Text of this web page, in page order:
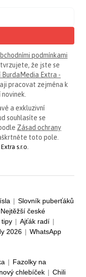
podmínkami
že jste se
BurdaMedia Extra -
pracovat zejména k
a exkluzivní
souhlasíte se
Zásad ochrany
toto pole.
s.r.o.
| Slovník puberťáků
Nejtěžší české
tipy | Ajťák radí |
2026 | WhatsApp
| Fazolky na
chlebíček | Chili